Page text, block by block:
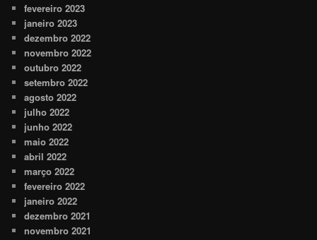
fevereiro 2023
janeiro 2023
dezembro 2022
novembro 2022
outubro 2022
setembro 2022
agosto 2022
julho 2022
junho 2022
maio 2022
abril 2022
março 2022
fevereiro 2022
janeiro 2022
dezembro 2021
novembro 2021